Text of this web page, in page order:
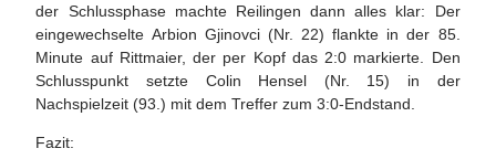
der Schlussphase machte Reilingen dann alles klar: Der
eingewechselte Arbion Gjinovci (Nr. 22) flankte in der 85.
Minute auf Rittmaier, der per Kopf das 2:0 markierte. Den
Schlusspunkt setzte Colin Hensel (Nr. 15) in der
Nachspielzeit (93.) mit dem Treffer zum 3:0-Endstand.
Fazit: